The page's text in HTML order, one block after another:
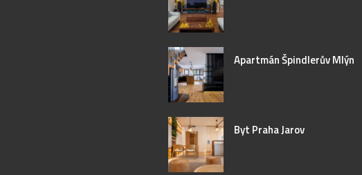
Apartmán Špindlerův Mlýn
Byt Praha Jarov